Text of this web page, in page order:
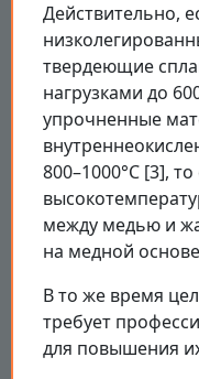
Действительно,
твердеющие
нагрузками до
упрочненные
800–1000°C [3],
между медью и
на медной
В то же время
требует
для повышения